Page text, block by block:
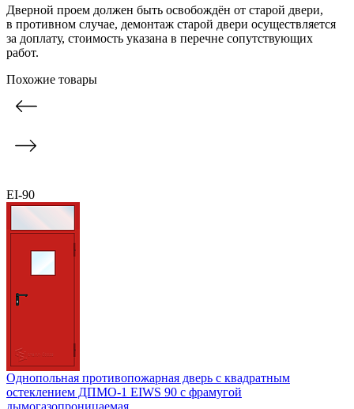
Дверной проем должен быть освобождён от старой двери,
в противном случае, демонтаж старой двери осуществляется
за доплату, стоимость указана в перечне сопутствующих
работ.
Похожие товары
EI-90
Однопольная противопожарная дверь с квадратным
остеклением ДПМО-1 EIWS 90 с фрамугой